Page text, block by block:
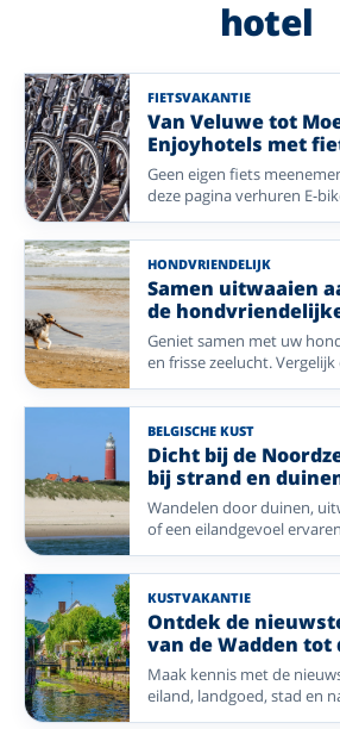
hotel
FIETSVAKANTIE
Van Veluwe tot
Enjoyhotels met
Geen eigen fiets
deze pagina verhuren E-
verschillen per hotel. Kies
Nederland of Duitsland,
bos en heide.
HONDVRIENDELIJK
Samen uitwaaien
de
Enjoyhotels
Geniet samen met uw
en frisse zeelucht. Vergelijk
hondvriendelijke
Waddeneilanden, aan de
Blankenberge.
BELGISCHE KUST
Dicht bij de
bij strand en
Wandelen door duinen,
of een eilandgevoel
selectie Enjoyhotels dicht
Nederland, België en
KUSTVAKANTIE
Ontdek de
van de Wadden tot
Ardennen tot de
Maak kennis met de
eiland, landgoed, stad en
België, Duitsland en